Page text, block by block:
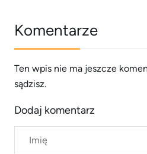
Komentarze
Ten wpis nie ma jeszcze
sądzisz.
Dodaj komentarz